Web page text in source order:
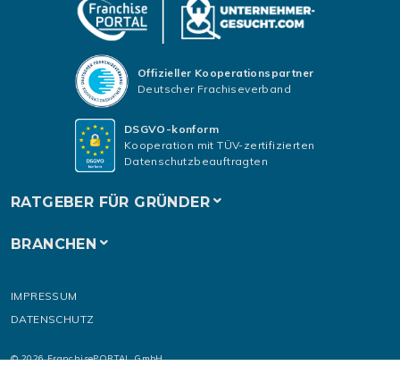
Offizieller Kooperationspartner
Deutscher Frachiseverband
DSGVO-konform
Kooperation mit TÜV-zertifizierten
Datenschutzbeauftragten
RATGEBER FÜR GRÜNDER
BRANCHEN
IMPRESSUM
DATENSCHUTZ
© 2026 FranchisePORTAL GmbH